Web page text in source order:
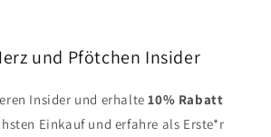
und Pfötchen Insider
Insider und erhalte10% Rabatt
Einkauf und erfahre als Erste*r